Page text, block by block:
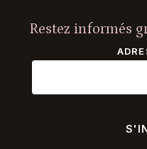
Restez informés